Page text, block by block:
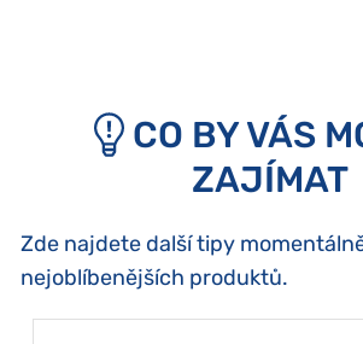
CO BY VÁS
ZAJÍMAT
Zde najdete další tipy
nejoblíbenějších produktů.